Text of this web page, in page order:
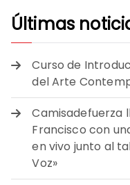
Últimas
Curso de
del Arte
Camisadefuerza
Francisco con
en vivo junto al
Voz»